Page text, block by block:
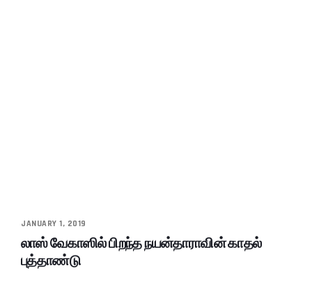
JANUARY 1, 2019
லாஸ் வேகாஸில் பிறந்த நயன்தாராவின் காதல்
புத்தாண்டு